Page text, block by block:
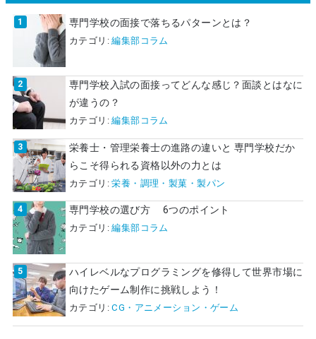
専門学校の面接で落ちるパターンとは？
カテゴリ:編集部コラム
専門学校入試の面接ってどんな感じ？面談とはなに
が違うの？
カテゴリ:編集部コラム
栄養士・管理栄養士の進路の違いと 専門学校だか
らこそ得られる資格以外の力とは
カテゴリ:栄養・調理・製菓・製パン
専門学校の選び方 6つのポイント
カテゴリ:編集部コラム
ハイレベルなプログラミングを修得して世界市場に
向けたゲーム制作に挑戦しよう！
カテゴリ:CG・アニメーション・ゲーム